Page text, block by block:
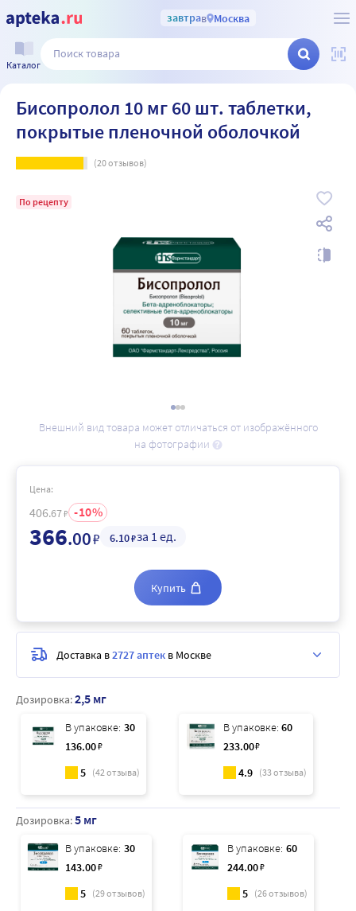
завтрав Москва
Каталог
Бисопролол 10 мг 60 шт. таблетки,
покрытые пленочной оболочкой
(20отзывов)
По рецепту
Внешний вид товара может отличаться от изображённого
на фотографии
Дозировка:2,5 мг
В упаковке: 30
136.00₽
5 (42отзыва)
В упаковке: 60
233.00₽
4.9 (33отзыва)
Дозировка:5 мг
В упаковке: 30
143.00₽
5 (29отзывов)
В упаковке: 60
244.00₽
5 (26отзывов)
Цена:
406.67₽ 10
366.00₽ 6.10₽за 1 ед.
Купить
Доставка в2727 аптек в Москве